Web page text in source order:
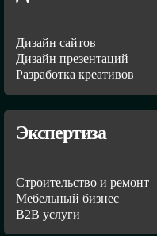
Дизайн сайтов
Дизайн презентаций
Разработка креативов
Экспертиза
Строительство и ремонт
Мебельный бизнес
В2В услуги